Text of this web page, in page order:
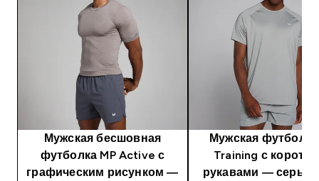
Мужская бесшовная
футболка MP Active с
графическим рисунком —
Мужская футболка
Training с
рукавами — серый